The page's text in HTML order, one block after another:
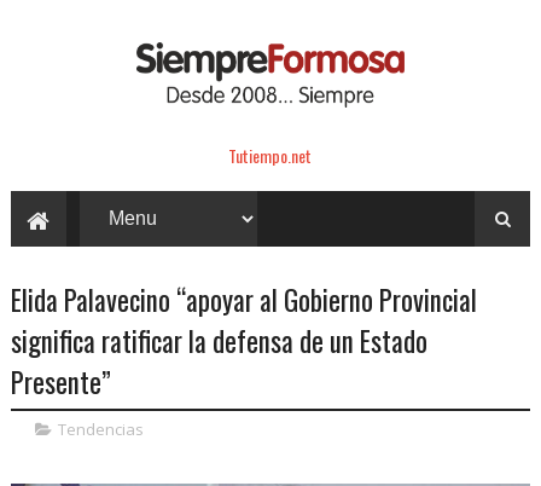
Tutiempo.net
Elida Palavecino “apoyar al Gobierno Provincial
significa ratificar la defensa de un Estado
Presente”
Tendencias